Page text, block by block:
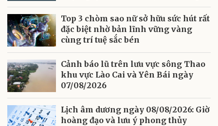
Top 3 chòm sao nữ sở hữu sức hút rất
đặc biệt nhờ bản lĩnh vững vàng
cùng trí tuệ sắc bén
Cảnh báo lũ trên lưu vực sông Thao
khu vực Lào Cai và Yên Bái ngày
07/08/2026
Lịch âm dương ngày 08/08/2026: Giờ
hoàng đạo và lưu ý phong thủy